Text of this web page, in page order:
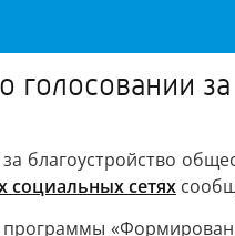
благоустройство
социальных сетях